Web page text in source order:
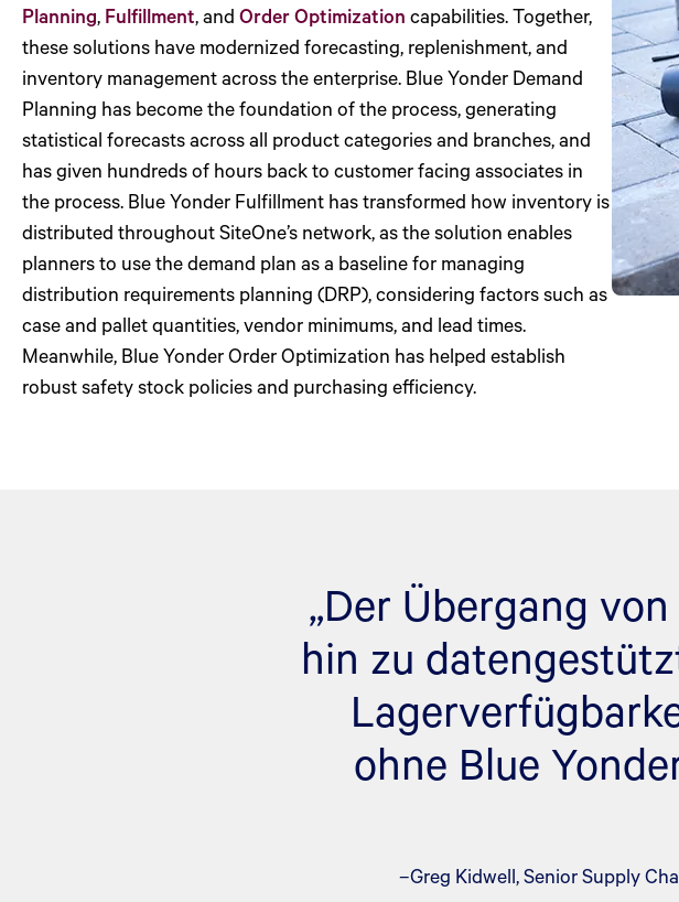
Planning, Fulfillment, and Order Optimization capabilities. Together,
these solutions have modernized forecasting, replenishment, and
inventory management across the enterprise. Blue Yonder Demand
Planning has become the foundation of the process, generating
statistical forecasts across all product categories and branches, and
has given hundreds of hours back to customer facing associates in
the process. Blue Yonder Fulfillment has transformed how inventory is
distributed throughout SiteOne’s network, as the solution enables
planners to use the demand plan as a baseline for managing
distribution requirements planning (DRP), considering factors such as
case and pallet quantities, vendor minimums, and lead times.
Meanwhile, Blue Yonder Order Optimization has helped establish
robust safety stock policies and purchasing efficiency.
„Der Übergang
hin zu
ohne Blue
–Greg Kidwell, Senior Supply